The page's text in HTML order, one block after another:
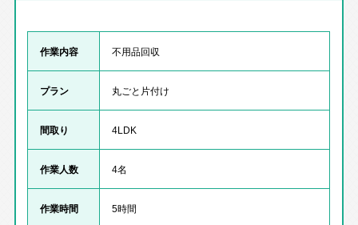
作業内容 不用品回収
プラン 丸ごと片付け
間取り 4LDK
作業人数 4名
作業時間 5時間